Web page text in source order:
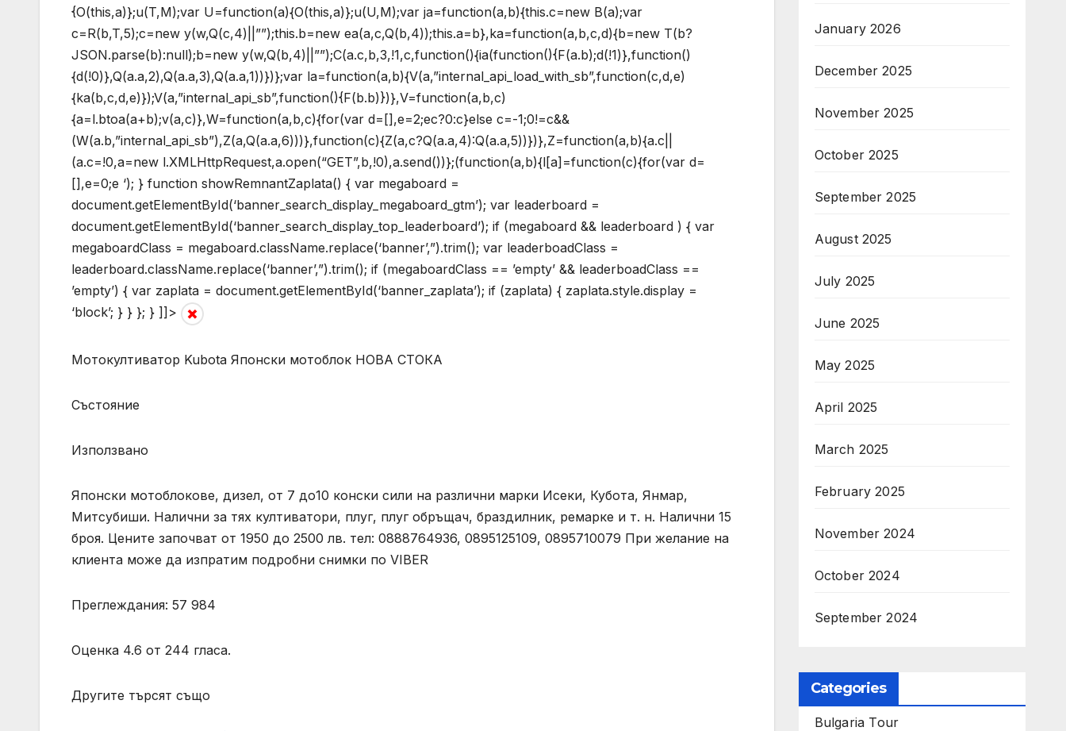
{O(this,a)};u(T,M);var U=function(a){O(this,a)};u(U,M);var ja=function(a,b){this.c=new B(a);var
c=R(b,T,5);c=new y(w,Q(c,4)||””);this.b=new ea(a,c,Q(b,4));this.a=b},ka=function(a,b,c,d){b=new T(b?
JSON.parse(b):null);b=new y(w,Q(b,4)||””);C(a.c,b,3,!1,c,function(){ia(function(){F(a.b);d(!1)},function()
{d(!0)},Q(a.a,2),Q(a.a,3),Q(a.a,1))})};var la=function(a,b){V(a,”internal_api_load_with_sb”,function(c,d,e)
{ka(b,c,d,e)});V(a,”internal_api_sb”,function(){F(b.b)})},V=function(a,b,c)
{a=l.btoa(a+b);v(a,c)},W=function(a,b,c){for(var d=[],e=2;ec?0:c}else c=-1;0!=c&&
(W(a.b,”internal_api_sb”),Z(a,Q(a.a,6)))},function(c){Z(a,c?Q(a.a,4):Q(a.a,5))})},Z=function(a,b){a.c||
(a.c=!0,a=new l.XMLHttpRequest,a.open(“GET”,b,!0),a.send())};(function(a,b){l[a]=function(c){for(var d=
[],e=0;e ‘); } function showRemnantZaplata() { var megaboard =
document.getElementById(‘banner_search_display_megaboard_gtm’); var leaderboard =
document.getElementById(‘banner_search_display_top_leaderboard’); if (megaboard && leaderboard ) { var
megaboardClass = megaboard.className.replace(‘banner’,”).trim(); var leaderboadClass =
leaderboard.className.replace(‘banner’,”).trim(); if (megaboardClass == ’empty’ && leaderboadClass ==
’empty’) { var zaplata = document.getElementById(‘banner_zaplata’); if (zaplata) { zaplata.style.display =
‘block’; } } }; } ]]>
Мотокултиватор Kubota Японски мотоблок НОВА СТОКА
Състояние
Използвано
Японски мотоблокове, дизел, от 7 до10 конски сили на различни марки Исеки, Кубота, Янмар,
Митсубиши. Налични за тях култиватори, плуг, плуг обръщач, браздилник, ремарке и т. н. Налични 15
броя. Цените започват от 1950 до 2500 лв. тел: 0888764936, 0895125109, 0895710079 При желание на
клиента може да изпратим подробни снимки по VIBER
Преглеждания: 57 984
Оценка 4.6 от 244 гласа.
Другите търсят също
January 2026
December 2025
November 2025
October 2025
September 2025
August 2025
July 2025
June 2025
May 2025
April 2025
March 2025
February 2025
November 2024
October 2024
September 2024
Categories
Bulgaria Tour